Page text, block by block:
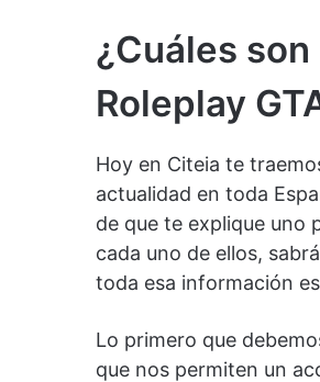
¿Cuáles
Roleplay
Hoy en Citeia te
actualidad en toda
de que te explique uno
cada uno de ellos,
toda esa información
Lo primero que
que nos permiten un